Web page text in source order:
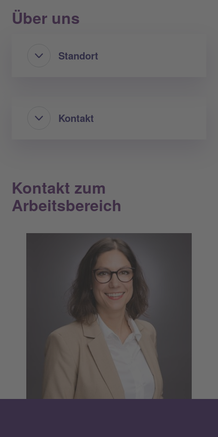
Über uns
Standort
Kontakt
Kontakt zum
Arbeitsbereich